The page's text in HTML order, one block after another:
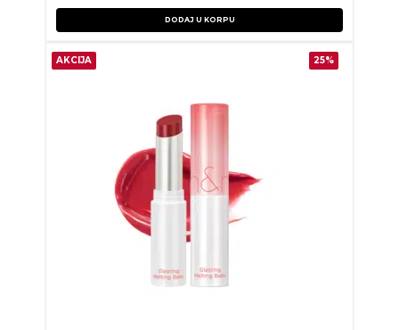
DODAJ U KORPU
AKCIJA 25%